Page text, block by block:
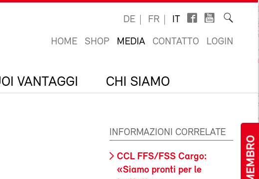
DE FR IT
HOME SHOP MEDIA CONTATTO LOGIN
VANTAGGI CHI SIAMO
INFORMAZIONI CORRELATE
CCL FFS/FSS Cargo:
«Siamo pronti per le